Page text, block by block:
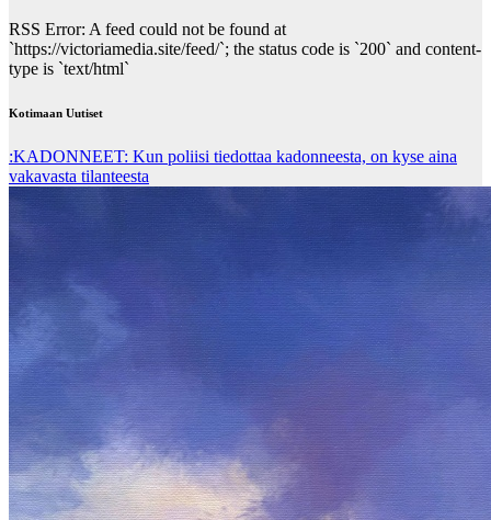
RSS Error: A feed could not be found at
`https://victoriamedia.site/feed/`; the status code is `200` and content-
type is `text/html`
Kotimaan Uutiset
:KADONNEET: Kun poliisi tiedottaa kadonneesta, on kyse aina
vakavasta tilanteesta